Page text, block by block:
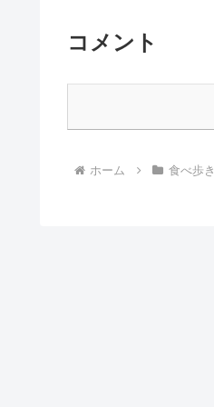
コメント
ホーム 食べ歩き